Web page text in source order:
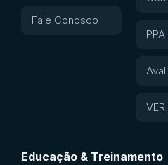
Fale Conosco
Educação & Treinamento